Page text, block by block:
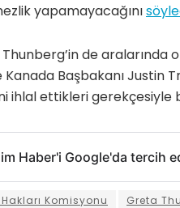
yapamayacağını
de
Kanada Başbakanı Justin
ihlal ettikleri gerekçesiyle
Haber'i Google'da tercih
Komisyonu Greta